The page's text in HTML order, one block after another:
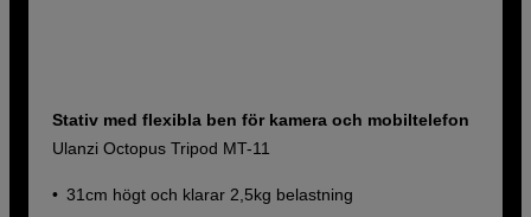
Stativ med flexibla ben för kamera och mobiltelefon
Ulanzi Octopus Tripod MT-11
31cm högt och klarar 2,5kg belastning